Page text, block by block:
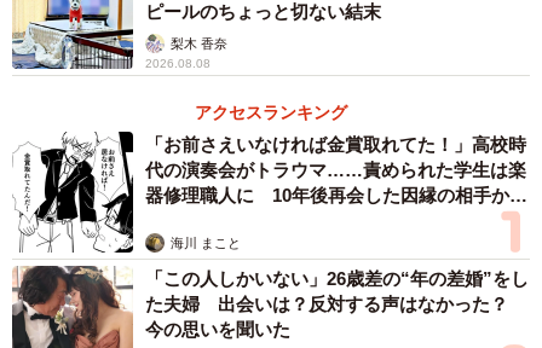
ピールのちょっと切ない結末
梨木 香奈
2026.08.08
アクセスランキング
「お前さえいなければ金賞取れてた！」高校時
代の演奏会がトラウマ……責められた学生は楽
器修理職人に 10年後再会した因縁の相手から
海川 まこと
「この人しかいない」26歳差の“年の差婚”をし
た夫婦 出会いは？反対する声はなかった？
今の思いを聞いた